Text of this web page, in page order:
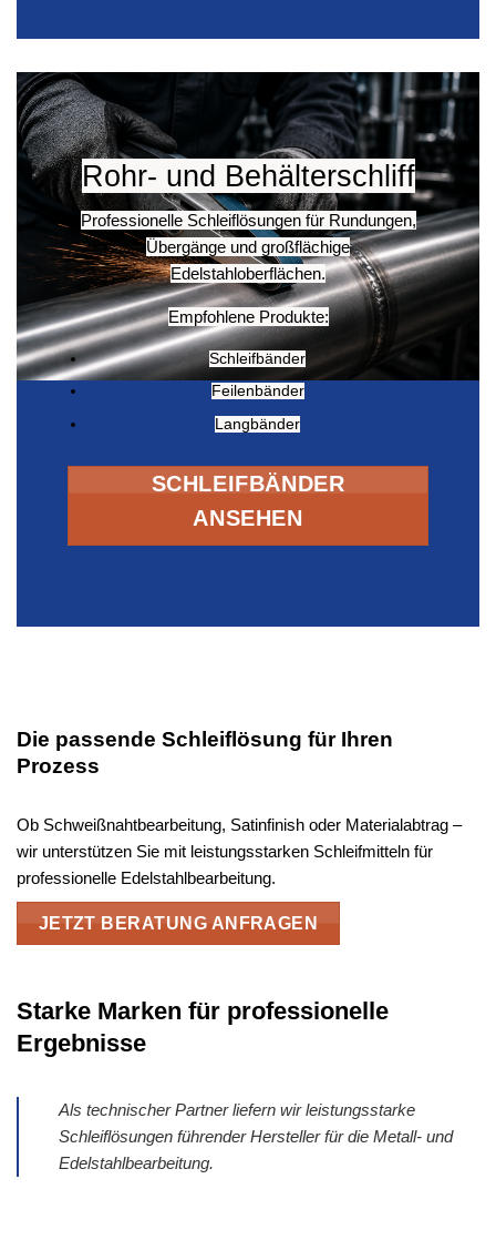
Rohr- und Behälterschliff
Professionelle Schleiflösungen für Rundungen,
Übergänge und großflächige
Edelstahloberflächen.
Empfohlene Produkte:
Schleifbänder
Feilenbänder
Langbänder
SCHLEIFBÄNDER
ANSEHEN
Die passende Schleiflösung für Ihren
Prozess
Ob Schweißnahtbearbeitung, Satinfinish oder Materialabtrag –
wir unterstützen Sie mit leistungsstarken Schleifmitteln für
professionelle Edelstahlbearbeitung.
JETZT BERATUNG ANFRAGEN
Starke Marken für professionelle
Ergebnisse
Als technischer Partner liefern wir leistungsstarke
Schleiflösungen führender Hersteller für die Metall- und
Edelstahlbearbeitung.